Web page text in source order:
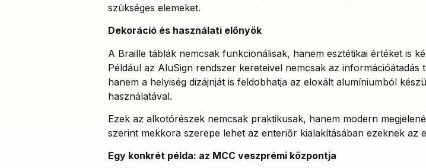
szükséges elemeket.
Dekoráció és használati előnyök
A Braille táblák nemcsak funkcionálisak, hanem esztétikai értéket is
Például az AluSign rendszer kereteivel nemcsak az információátadás
hanem a helyiség dizájnját is feldobhatja az eloxált alumíniumból
használatával.
Ezek az alkotórészek nemcsak praktikusak, hanem modern
szerint mekkora szerepe lehet az enteriőr kialakításában ezeknek az
Egy konkrét példa: az MCC veszprémi központja